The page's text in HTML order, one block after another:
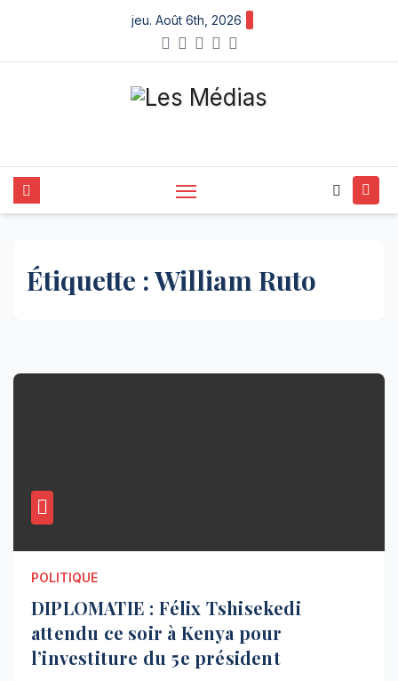
content
jeu. Août 6th, 2026
Étiquette :William Ruto
POLITIQUE
DIPLOMATIE : Félix Tshisekedi
attendu ce soir à Kenya pour
l’investiture du 5e président